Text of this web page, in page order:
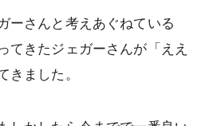
ーさんと考えあぐねている
てきたジェガーさんが「ええ
ました。